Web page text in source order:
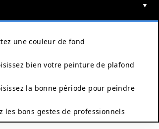
une couleur de fond
bien votre peinture de plafond
la bonne période pour peindre
les bons gestes de professionnels